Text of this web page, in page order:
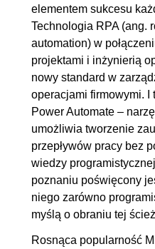
3.1. Przygotowanie
3.2. Stworzenie przepływu
3.3. Testowanie z
perspektywy
administratora
4. Projekt: Wysyłanie
klientów
4.1. Przygotowanie danych
wejściowych w Excelu
4.2. Stworzenie przepływu
warunkiem i pętlą
elementem sukcesu
Technologia RPA (ang.
automation) w
projektami i inżynierią
nowy standard w
operacjami firmowymi. I
Power Automate –
umożliwia tworzenie
przepływów pracy bez
wiedzy
poznaniu poświęcony
niego zarówno
myślą o obraniu tej
Rosnąca popularność